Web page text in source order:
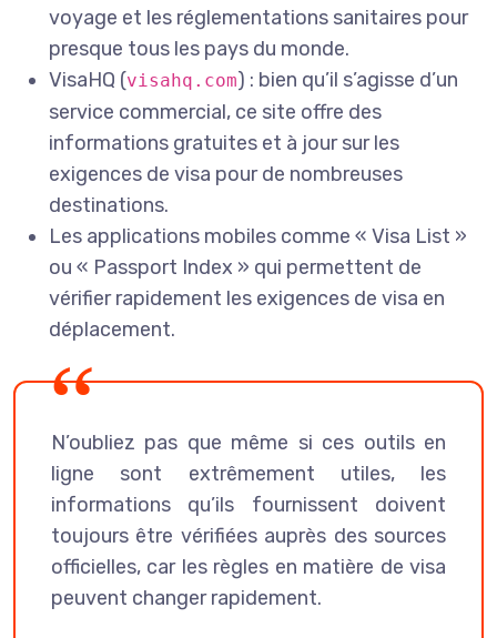
voyage et les réglementations sanitaires pour
presque tous les pays du monde.
VisaHQ (visahq.com) : bien qu’il s’agisse d’un
service commercial, ce site offre des
informations gratuites et à jour sur les
exigences de visa pour de nombreuses
destinations.
Les applications mobiles comme « Visa List »
ou « Passport Index » qui permettent de
vérifier rapidement les exigences de visa en
déplacement.
N’oubliez pas que même si ces outils en
ligne sont extrêmement utiles, les
informations qu’ils fournissent doivent
toujours être vérifiées auprès des sources
officielles, car les règles en matière de visa
peuvent changer rapidement.